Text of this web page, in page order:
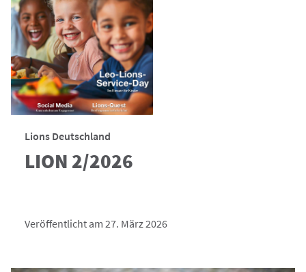
Lions Deutschland
LION 2/2026
Veröffentlicht am 27. März 2026